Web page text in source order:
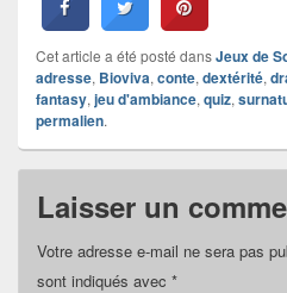
Cet article a été posté dansJeux de
adresse, Bioviva, conte, dextérité,
fantasy, jeu d'ambiance, quiz,
permalien.
Laisser un
Votre adresse e-mail ne sera pas
sont indiqués avec *